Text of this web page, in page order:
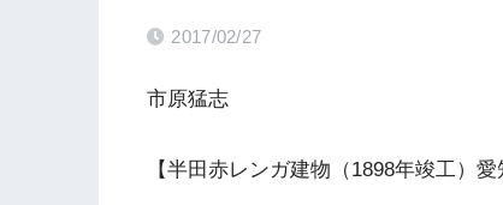
2017/02/27
市原猛志
【半田赤レンガ建物（1898年竣工）愛